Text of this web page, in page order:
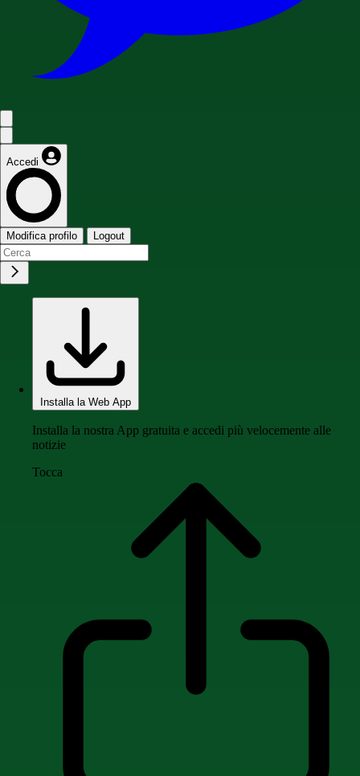
Accedi
Modifica profilo Logout
Installa la Web App
Installa la nostra App gratuita e accedi più velocemente alle
notizie
Tocca